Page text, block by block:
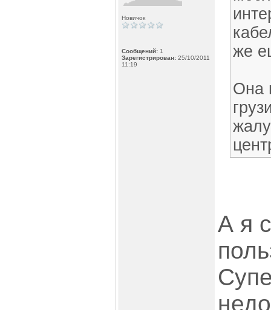
Новичок
Сообщений: 1
Зарегистрирован: 25/10/2011
11:19
же
Она
А я